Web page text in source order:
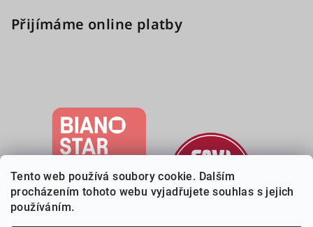
Tento web používá soubory cookie. Dalším
procházením tohoto webu vyjadřujete souhlas s jejich
používáním.
Přijímáme online platby